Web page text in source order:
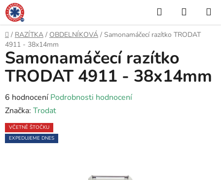
Přejít
na
obsah
Hledat
KOŠÍK
Domů
/ RAZÍTKA / OBDELNÍKOVÁ / Samonamáčecí razítko TRODAT
4911 - 38x14mm
Samonamáčecí razítko
TRODAT 4911 - 38x14mm
Průměrné
hodnocení
produktu
je
6 hodnocení Podrobnosti hodnocení
Značka: Trodat
VČETNĚ ŠTOČKU
EXPEDUJEME DNES